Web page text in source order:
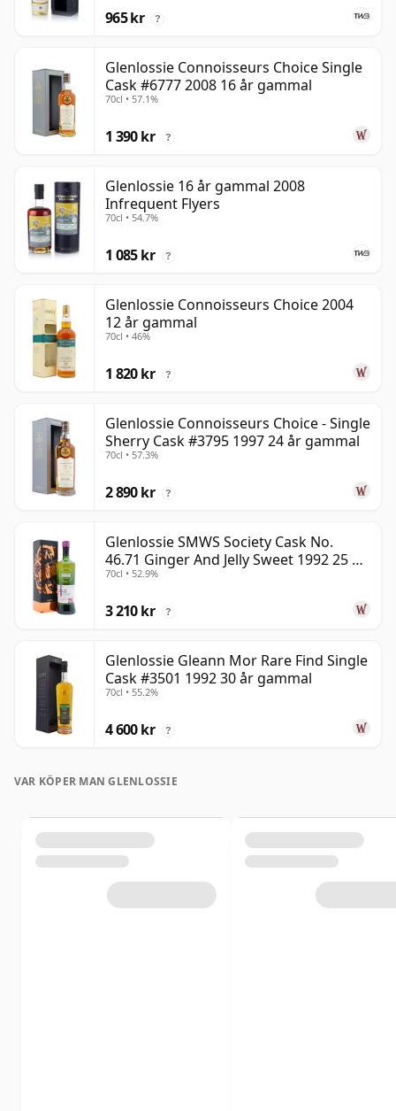
965 kr ?
Glenlossie Connoisseurs Choice Single
Cask #6777 2008 16 år gammal
70cl • 57.1%
1 390 kr ?
Glenlossie 16 år gammal 2008
Infrequent Flyers
70cl • 54.7%
1 085 kr ?
Glenlossie Connoisseurs Choice 2004
12 år gammal
70cl • 46%
1 820 kr ?
Glenlossie Connoisseurs Choice - Single
Sherry Cask #3795 1997 24 år gammal
70cl • 57.3%
2 890 kr ?
Glenlossie SMWS Society Cask No.
46.71 Ginger And Jelly Sweet 1992 25 år
gammal
70cl • 52.9%
3 210 kr ?
Glenlossie Gleann Mor Rare Find Single
Cask #3501 1992 30 år gammal
70cl • 55.2%
4 600 kr ?
VAR KÖPER MAN GLENLOSSIE